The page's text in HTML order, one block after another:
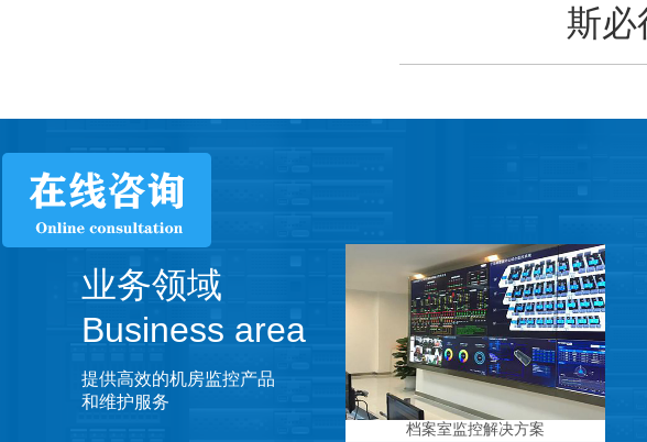
斯必
业务领域
Business area
提供高效的机房监控产品
和维护服务
档案室监控解决方案